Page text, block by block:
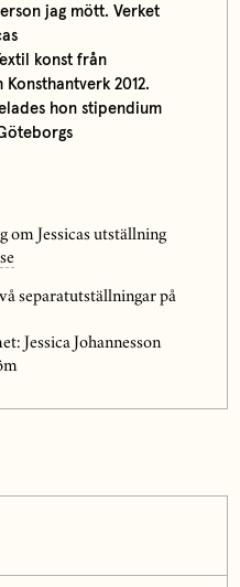
jag mött. Verket
konst från
2012.
hon stipendium
om Jessicas utställning
separatutställningar på
Jessica Johannesson